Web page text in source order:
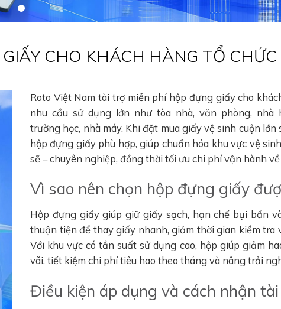
CHO KHÁCH HÀNG TỔ CHỨC
Roto Việt Nam tài trợ miễn phí hộp đựng giấy cho
nhu cầu sử dụng lớn như tòa nhà, văn phòng, nhà
trường học, nhà máy. Khi đặt mua giấy vệ sinh cuộn lớn
hộp đựng giấy phù hợp, giúp chuẩn hóa khu vực vệ
sẽ – chuyên nghiệp, đồng thời tối ưu chi phí vận hành về
Vì sao nên chọn hộp đựng giấy
Hộp đựng giấy giúp giữ giấy sạch, hạn chế bụi bẩn
thuận tiện để thay giấy nhanh, giảm thời gian kiểm tra
Với khu vực có tần suất sử dụng cao, hộp giúp giảm
vãi, tiết kiệm chi phí tiêu hao theo tháng và nâng trải
Điều kiện áp dụng và cách nhận